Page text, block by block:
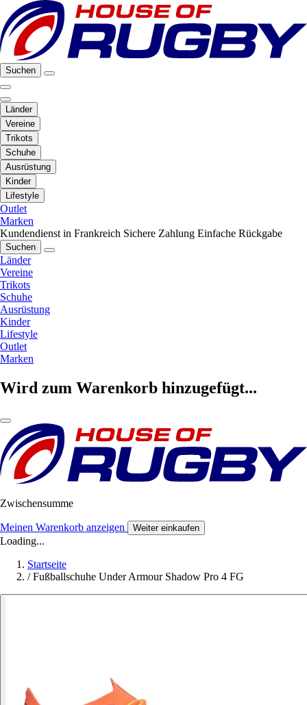
Suchen
Länder
Vereine
Trikots
Schuhe
Ausrüstung
Kinder
Lifestyle
Outlet
Marken
Kundendienst in Frankreich Sichere Zahlung Einfache Rückgabe
Suchen
Länder
Vereine
Trikots
Schuhe
Ausrüstung
Kinder
Lifestyle
Outlet
Marken
Wird zum Warenkorb hinzugefügt...
Zwischensumme
Meinen Warenkorb anzeigen Weiter einkaufen
Loading...
Startseite
/ Fußballschuhe Under Armour Shadow Pro 4 FG